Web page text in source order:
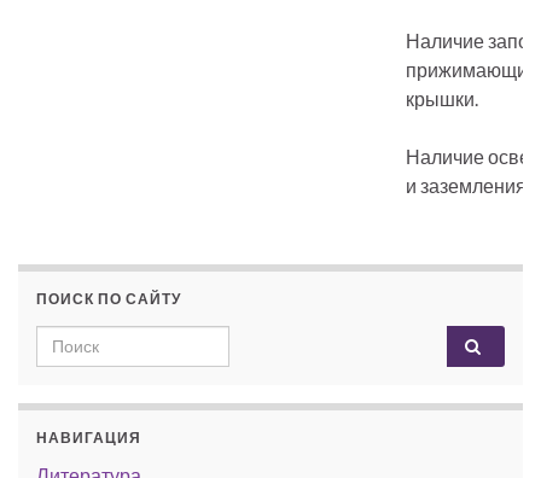
Наличие
прижимающих
крышки.
Наличие
и заземления.
ПОИСК ПО САЙТУ
Search for:
НАВИГАЦИЯ